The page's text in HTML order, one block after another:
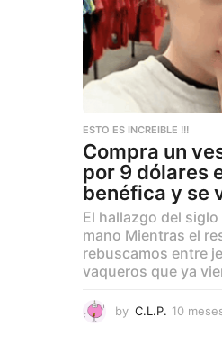
ESTO ES INCREIBLE !!!
Compra un
por 9 dólares
benéfica y se
El hallazgo del
mano Mientras el
rebuscamos entre
vaqueros que ya
by C.L.P. 10